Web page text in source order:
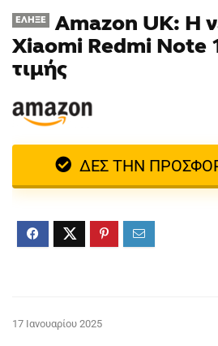
ΈΛΗΞΕ
Amazon UK: Η
Xiaomi Redmi Note
τιμής
ΔΕΣ ΤΗΝ
17 Ιανουαρίου 2025